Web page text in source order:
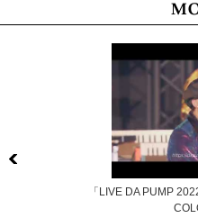
「LIVE DA PUMP